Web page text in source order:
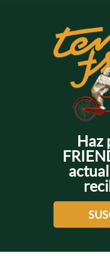
Haz